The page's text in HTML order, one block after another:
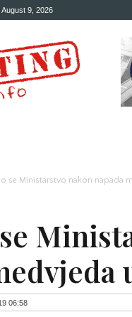
August 9, 2026
se Ministarstvo nakon napada
06:58